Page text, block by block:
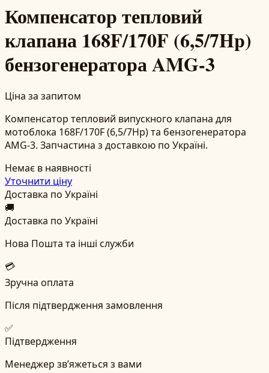
Компенсатор тепловий
клапана 168F/170F (6,5/7Hp)
бензогенератора AMG-3
Ціна за запитом
Компенсатор тепловий випускного клапана для
мотоблока 168F/170F (6,5/7Hp) та бензогенератора
AMG-3. Запчастина з доставкою по Україні.
Немає в наявності
Уточнити ціну
Доставка по Україні
🚚
Доставка по Україні
Нова Пошта та інші служби
💳
Зручна оплата
Після підтвердження замовлення
✅
Підтвердження
Менеджер зв’яжеться з вами